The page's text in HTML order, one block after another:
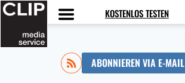
Zum
Inhalt
springen
KOSTENLOS TESTEN
ABONNIEREN VIA E-MAIL